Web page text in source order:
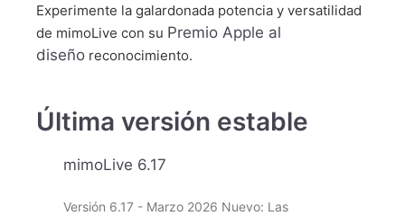
Experimente la galardonada potencia y versatilidad
de mimoLive con su Premio Apple al
diseño reconocimiento.
Última versión estable
mimoLive 6.17
Versión 6.17 - Marzo 2026 Nuevo: Las